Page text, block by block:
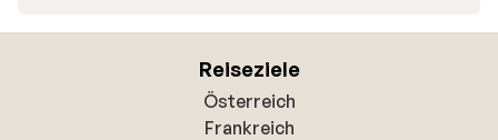
Reiseziele
Österreich
Frankreich